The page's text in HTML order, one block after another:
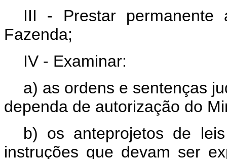
III - Prestar permanente
Fazenda;
IV - Examinar:
a) as ordens e sentenças
dependa de autorização do
b) os anteprojetos de
instruções que devam ser